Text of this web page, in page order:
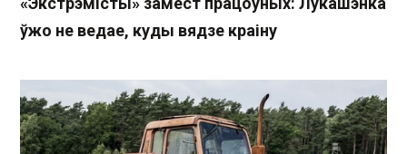
ўжо не ведае, куды вядзе краіну